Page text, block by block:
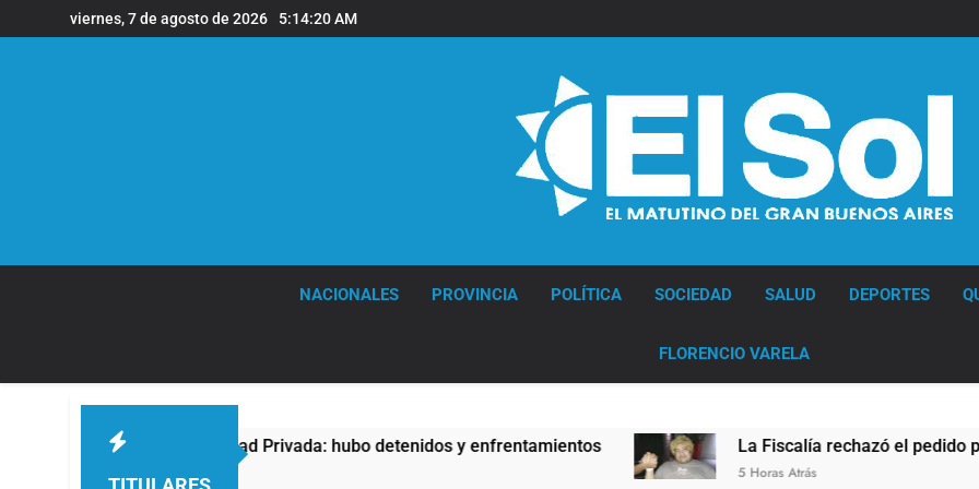
al
viernes, 7 de agosto de 2026 5:14:21 AM
NACIONALES PROVINCIA POLÍTICA SOCIEDAD SALUD DEPORTES
FLORENCIO VARELA
Privada: hubo detenidos y enfrentamientos La Fiscalía rechazó el pedido para suspender el
5 Horas Atrás